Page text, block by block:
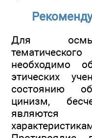
Для
необходимо
этических
состоянию
цинизм,
являются